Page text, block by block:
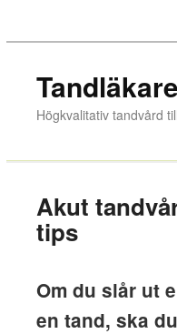
BEHANDLINGAR
BOKA TID/KONTAKT
AKUT TANDVÅRD
Högkvalitativ tandvård
Akut
tips
Om du slår ut
en tand, ska